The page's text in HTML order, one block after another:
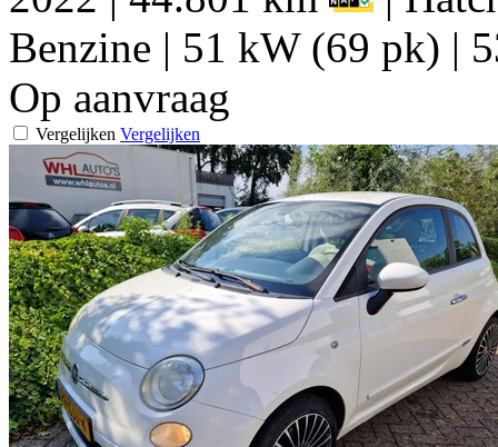
Benzine | 51 kW (69 pk) |
Op aanvraag
Vergelijken Vergelijken